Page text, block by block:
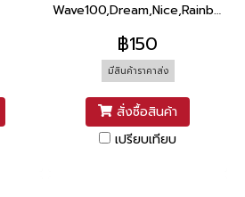
Wave100,Dream,Nice,Rainbow
(84L)
฿150
มีสินค้าราคาส่ง
สั่งซื้อสินค้า
เปรียบเทียบ